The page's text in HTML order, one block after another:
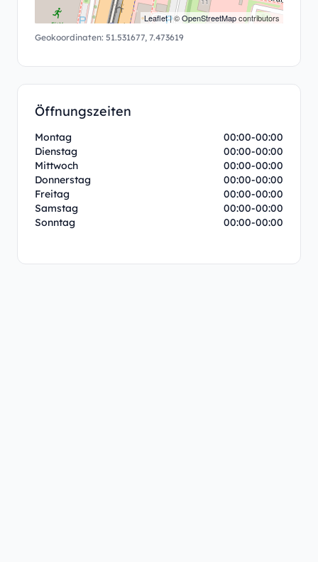
Leaflet| ©OpenStreetMapcontributors
Geokoordinaten: 51.531677, 7.473619
Öffnungszeiten
Montag
00:00-00:00
Dienstag
00:00-00:00
Mittwoch
00:00-00:00
Donnerstag
00:00-00:00
Freitag
00:00-00:00
Samstag
00:00-00:00
Sonntag
00:00-00:00